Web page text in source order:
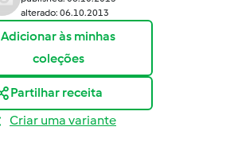
alterado: 06.10.2013
Adicionar às minhas
coleções
Partilhar receita
Criar uma variante